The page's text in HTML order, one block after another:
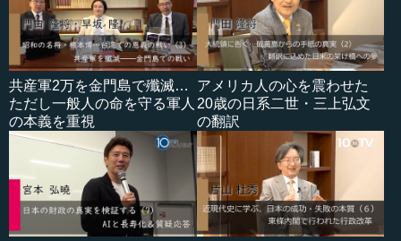
共産軍2万を金門島で殲滅…
ただし一般人の命を守る軍人
の本義を重視
アメリカ人の心を震わせた
20歳の日系二世・三上弘文
の翻訳